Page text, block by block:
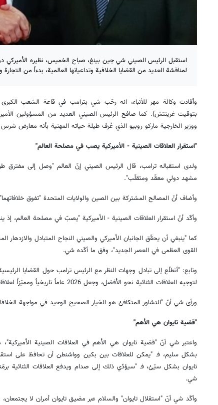
استقبل الرئيس الصيني شي جين بينغ، صباح الخميس، نظيره الأميركي
لمناقشة العديد من القضايا الخلافية وتداعياتها العالمية، بدءاً من التجارة
بتوقيت غرينتش). كما صافح الرئيس الصيني العديد من المسؤولين
ووزير الخارجية ماركو روبيو الذي عُرف طيلة حياته المهنية بأنه معارض
"استقرار العلاقات الصينية - الأميركية يصب في مصلحة العالم"
ولدى استقباله ترامب، قال الرئيس الصيني إنّ العالم "وصل إلى
مشهد دولي معقّد ومتقلّب".
وأضاف أنّ المصالح المشتركة بين الصين والولايات المتحدة "تفوق
وأكّد أنّ استقرار العلاقات الصينية - الأميركية "يصبّ في مصلحة العالم،
كما "ينبغي أن يحقّق الجانبان الأميركي والصيني النجاح المتبادل
القوى العظمى في العصر الجديد"، وفق ما أكّده شي.
وتابع: "أتطلّع إلى تبادل وجهات النظر مع الرئيس ترامب حول القضايا
لتوجيه العلاقات الثنائية نحو الأفضل، وجعل 2026 عاماً تاريخياً ومميّزاً لعلاقاتنا".
ورأى شي أنّ "التشاور المتكافئ هو الخيار الصحيح الوحيد في مواجهة
"قضية تايوان هي الأهم"
واعتبر شي أنّ "قضية تايوان هي الأهم في العلاقات الصينية
بشكل سليم، فـ "يمكن للعلاقات بين بكين وواشنطن أن تحافظ على
تايوان بشكل سيّئ، فـ "سيؤدّي ذلك إلى صدام ويدفع العلاقات الثنائية
شي.
وأكّد شي أنّ "استقلال تايوان" والسلام عبر مضيق تايوان أمران لا يجتمعان،